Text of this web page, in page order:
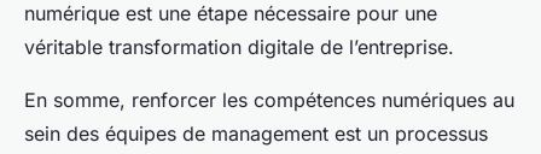
numérique est une étape nécessaire pour une
véritable transformation digitale de l’entreprise.
En somme, renforcer les compétences numériques au
sein des équipes de management est un processus